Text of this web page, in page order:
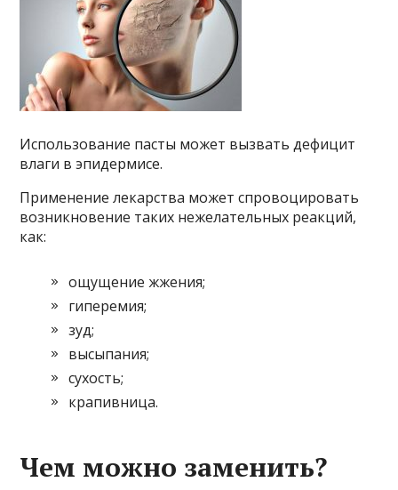
Использование пасты может вызвать дефицит
влаги в эпидермисе.
Применение лекарства может спровоцировать
возникновение таких нежелательных реакций,
как:
ощущение жжения;
гиперемия;
зуд;
высыпания;
сухость;
крапивница.
Чем можно заменить?